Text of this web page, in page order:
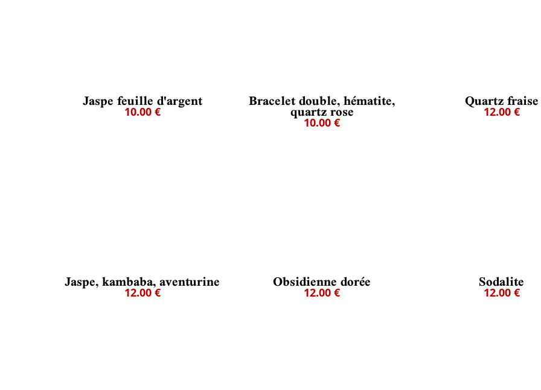
Jaspe feuille d'argent
10.00 € Bracelet double, hématite,
quartz rose
10.00 €
Quartz fraise
12.00 €
Jaspe, kambaba, aventurine
12.00 € Obsidienne dorée
12.00 € Sodalite
12.00 €